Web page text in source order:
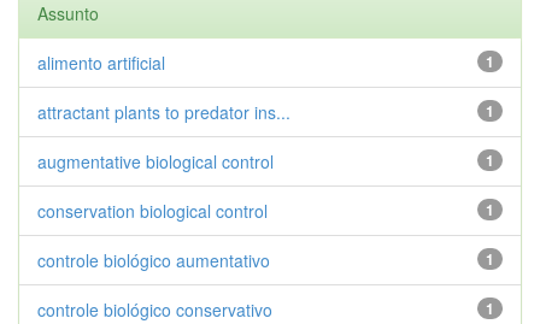
Assunto
1
alimento artificial
1
attractant plants to predator ins...
1
augmentative biological control
1
conservation biological control
1
controle biológico aumentativo
1
controle biológico conservativo